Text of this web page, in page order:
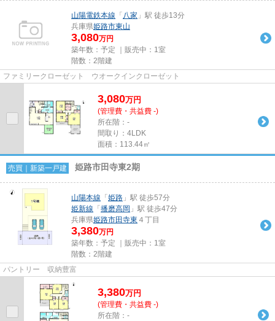
山陽電鉄本線 「 八家 」駅 徒歩13分
兵庫県姫路市東山
3,080万円
築年数：予定 ｜販売中： 1室
階数：2階建
ファミリークローゼット ウオークインクローゼット
3,080万円
(管理費・共益費 -)
所在階：-
間取り：4LDK
面積：113.44㎡
売買｜新築一戸建 姫路市田寺東2期
山陽本線 「 姫路 」駅 徒歩57分
姫新線 「 播磨高岡 」駅 徒歩47分
兵庫県姫路市田寺東 ４丁目
3,380万円
築年数：予定 ｜販売中： 1室
階数：2階建
パントリー 収納豊富
3,380万円
(管理費・共益費 -)
所在階：-